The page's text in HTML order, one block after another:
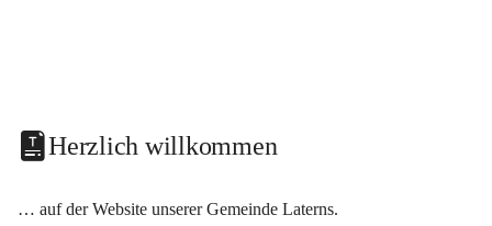
Herzlich willkommen
… auf der Website unserer Gemeinde Laterns.